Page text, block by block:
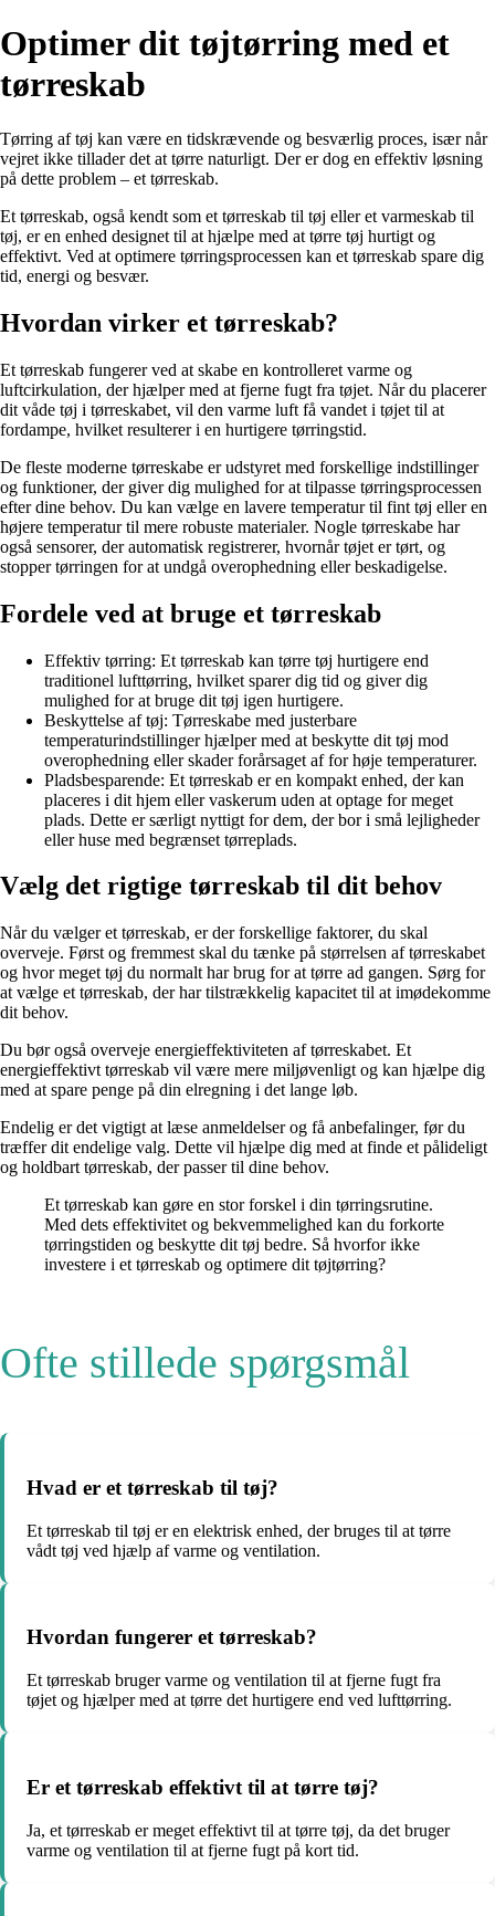
Optimer dit tøjtørring med et
tørreskab
Tørring af tøj kan være en tidskrævende og besværlig proces, især når
vejret ikke tillader det at tørre naturligt. Der er dog en effektiv løsning
på dette problem – et tørreskab.
Et tørreskab, også kendt som et tørreskab til tøj eller et varmeskab til
tøj, er en enhed designet til at hjælpe med at tørre tøj hurtigt og
effektivt. Ved at optimere tørringsprocessen kan et tørreskab spare dig
tid, energi og besvær.
Hvordan virker et tørreskab?
Et tørreskab fungerer ved at skabe en kontrolleret varme og
luftcirkulation, der hjælper med at fjerne fugt fra tøjet. Når du placerer
dit våde tøj i tørreskabet, vil den varme luft få vandet i tøjet til at
fordampe, hvilket resulterer i en hurtigere tørringstid.
De fleste moderne tørreskabe er udstyret med forskellige indstillinger
og funktioner, der giver dig mulighed for at tilpasse tørringsprocessen
efter dine behov. Du kan vælge en lavere temperatur til fint tøj eller en
højere temperatur til mere robuste materialer. Nogle tørreskabe har
også sensorer, der automatisk registrerer, hvornår tøjet er tørt, og
stopper tørringen for at undgå overophedning eller beskadigelse.
Fordele ved at bruge et tørreskab
Effektiv tørring: Et tørreskab kan tørre tøj hurtigere end
traditionel lufttørring, hvilket sparer dig tid og giver dig
mulighed for at bruge dit tøj igen hurtigere.
Beskyttelse af tøj: Tørreskabe med justerbare
temperaturindstillinger hjælper med at beskytte dit tøj mod
overophedning eller skader forårsaget af for høje temperaturer.
Pladsbesparende: Et tørreskab er en kompakt enhed, der kan
placeres i dit hjem eller vaskerum uden at optage for meget
plads. Dette er særligt nyttigt for dem, der bor i små lejligheder
eller huse med begrænset tørreplads.
Vælg det rigtige tørreskab til dit behov
Når du vælger et tørreskab, er der forskellige faktorer, du skal
overveje. Først og fremmest skal du tænke på størrelsen af tørreskabet
og hvor meget tøj du normalt har brug for at tørre ad gangen. Sørg for
at vælge et tørreskab, der har tilstrækkelig kapacitet til at imødekomme
dit behov.
Du bør også overveje energieffektiviteten af ​​tørreskabet. Et
energieffektivt tørreskab vil være mere miljøvenligt og kan hjælpe dig
med at spare penge på din elregning i det lange løb.
Endelig er det vigtigt at læse anmeldelser og få anbefalinger, før du
træffer dit endelige valg. Dette vil hjælpe dig med at finde et pålideligt
og holdbart tørreskab, der passer til dine behov.
Et tørreskab kan gøre en stor forskel i din tørringsrutine.
Med dets effektivitet og bekvemmelighed kan du forkorte
tørringstiden og beskytte dit tøj bedre. Så hvorfor ikke
investere i et tørreskab og optimere dit tøjtørring?
Ofte stillede spørgsmål
Hvad er et tørreskab til tøj?
Et tørreskab til tøj er en elektrisk enhed, der bruges til at tørre
vådt tøj ved hjælp af varme og ventilation.
Hvordan fungerer et tørreskab?
Et tørreskab bruger varme og ventilation til at fjerne fugt fra
tøjet og hjælper med at tørre det hurtigere end ved lufttørring.
Er et tørreskab effektivt til at tørre tøj?
Ja, et tørreskab er meget effektivt til at tørre tøj, da det bruger
varme og ventilation til at fjerne fugt på kort tid.